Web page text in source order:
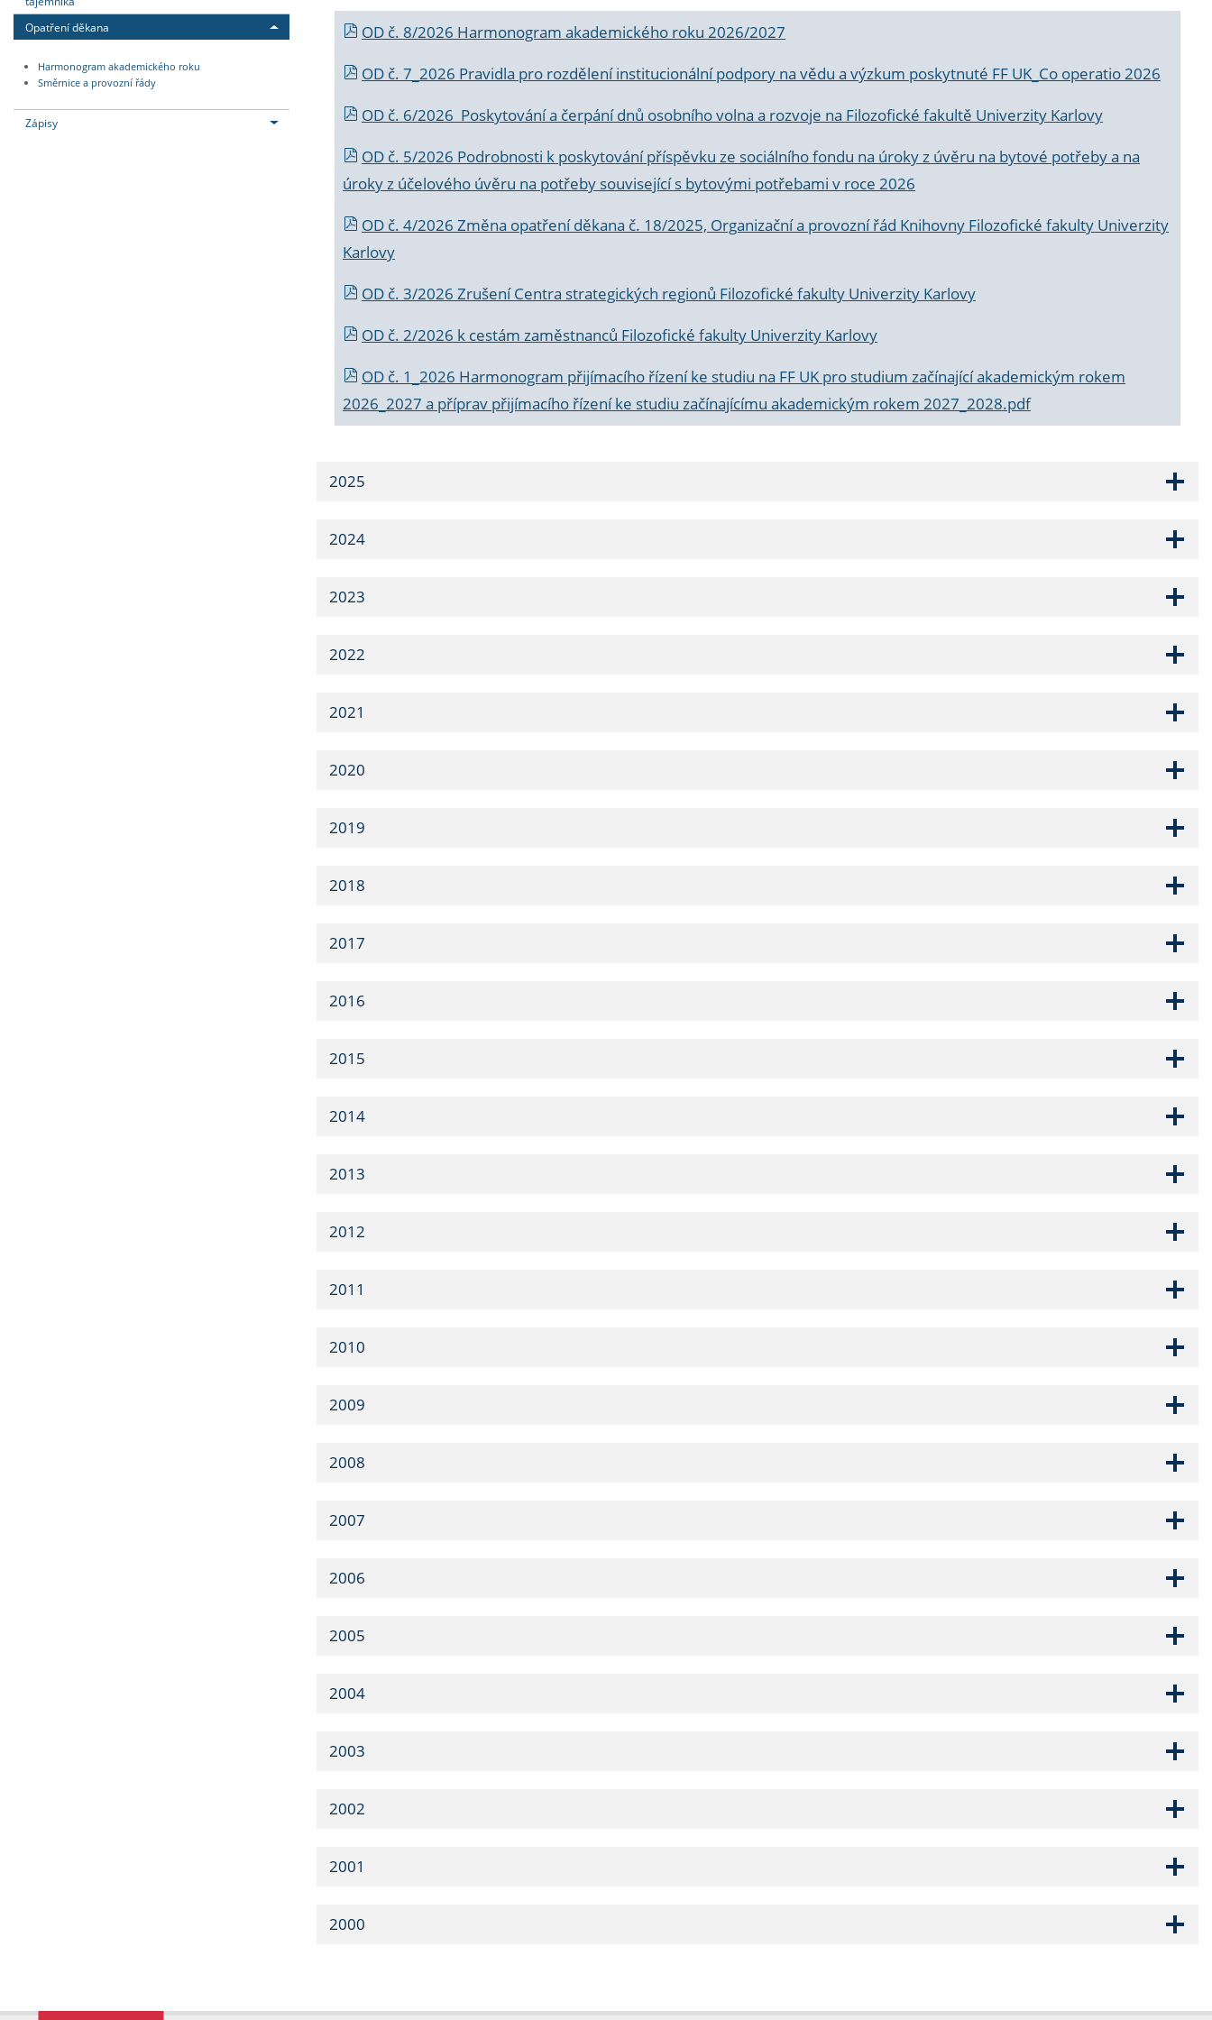
Opatření děkana
Harmonogram akademického roku
Směrnice a provozní řády
Zápisy
OD č. 8/2026 Harmonogram akademického roku 2026/2027
OD č. 7_2026 Pravidla pro rozdělení institucionální podpory na vědu a výzkum poskytnuté FF UK_Co operatio 2026
OD č. 6/2026 Poskytování a čerpání dnů osobního volna a rozvoje na Filozofické fakultě Univerzity Karlovy
OD č. 5/2026 Podrobnosti k poskytování příspěvku ze sociálního fondu na úroky z úvěru na bytové potřeby a na
úroky z účelového úvěru na potřeby související s bytovými potřebami v roce 2026
OD č. 4/2026 Změna opatření děkana č. 18/2025, Organizační a provozní řád Knihovny Filozofické fakulty Univerzity
Karlovy
OD č. 3/2026 Zrušení Centra strategických regionů Filozofické fakulty Univerzity Karlovy
OD č. 2/2026 k cestám zaměstnanců Filozofické fakulty Univerzity Karlovy
OD č. 1_2026 Harmonogram přijímacího řízení ke studiu na FF UK pro studium začínající akademickým rokem
2026_2027 a příprav přijímacího řízení ke studiu začínajícímu akademickým rokem 2027_2028.pdf
2025
2024
2023
2022
2021
2020
2019
2018
2017
2016
2015
2014
2013
2012
2011
2010
2009
2008
2007
2006
2005
2004
2003
2002
2001
2000